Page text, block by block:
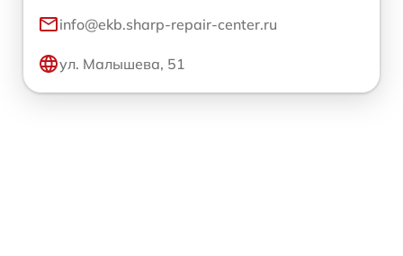
info@ekb.sharp-repair-center.ru
ул. Малышева, 51